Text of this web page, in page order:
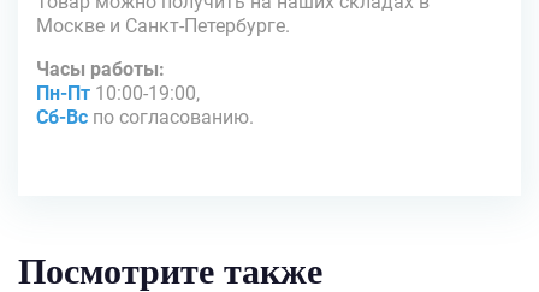
Москве и Санкт-Петербурге.
Часы работы:
Пн-Пт 10:00-19:00,
Сб-Вс по согласованию.
Посмотрите также